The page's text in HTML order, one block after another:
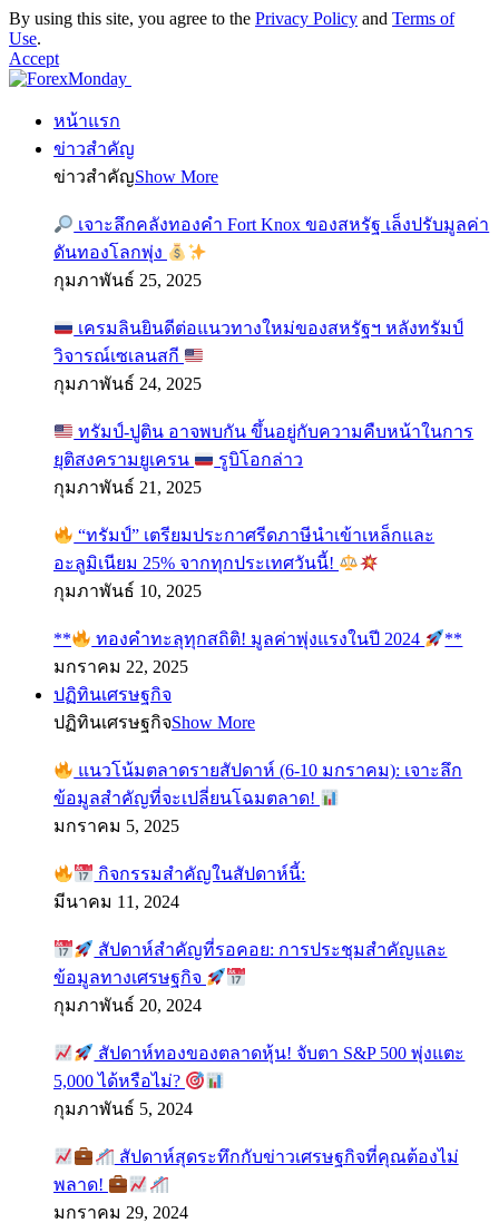
By using this site, you agree to the Privacy Policy and Terms of
Use.
Accept
หน้าแรก
ข่าวสำคัญ
ข่าวสำคัญShow More
เจาะลึกคลังทองคำ Fort Knox ของสหรัฐ เล็งปรับมูลค่า
ดันทองโลกพุ่ง
กุมภาพันธ์ 25, 2025
เครมลินยินดีต่อแนวทางใหม่ของสหรัฐฯ หลังทรัมป์
วิจารณ์เซเลนสกี
กุมภาพันธ์ 24, 2025
ทรัมป์-ปูติน อาจพบกัน ขึ้นอยู่กับความคืบหน้าในการ
ยุติสงครามยูเครน
รูบิโอกล่าว
กุมภาพันธ์ 21, 2025
“ทรัมป์” เตรียมประกาศรีดภาษีนำเข้าเหล็กและ
อะลูมิเนียม 25% จากทุกประเทศวันนี้!
กุมภาพันธ์ 10, 2025
** ทองคำทะลุทุกสถิติ! มูลค่าพุ่งแรงในปี 2024
**
มกราคม 22, 2025
ปฏิทินเศรษฐกิจ
ปฏิทินเศรษฐกิจShow More
แนวโน้มตลาดรายสัปดาห์ (6-10 มกราคม): เจาะลึก
ข้อมูลสำคัญที่จะเปลี่ยนโฉมตลาด!
มกราคม 5, 2025
กิจกรรมสำคัญในสัปดาห์นี้:
มีนาคม 11, 2024
สัปดาห์สำคัญที่รอคอย: การประชุมสำคัญและ
ข้อมูลทางเศรษฐกิจ
กุมภาพันธ์ 20, 2024
สัปดาห์ทองของตลาดหุ้น! จับตา S&P 500 พุ่งแตะ
5,000 ได้หรือไม่?
กุมภาพันธ์ 5, 2024
สัปดาห์สุดระทึกกับข่าวเศรษฐกิจที่คุณต้องไม่
พลาด!
มกราคม 29, 2024